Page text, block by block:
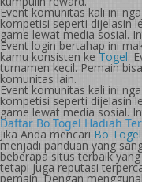
Event komunitas kali ini
kompetisi seperti dijelasin
game lewat media sosial.
Event login bertahap ini
kamu konsisten ke Togel.
turnamen kecil. Pemain
komunitas lain.
Event komunitas kali ini
kompetisi seperti dijelasin
game lewat media sosial.
Daftar Bo Togel Hadiah
Jika Anda mencari Bo
menjadi panduan yang
beberapa situs terbaik
tetapi juga reputasi
pemain. Dengan